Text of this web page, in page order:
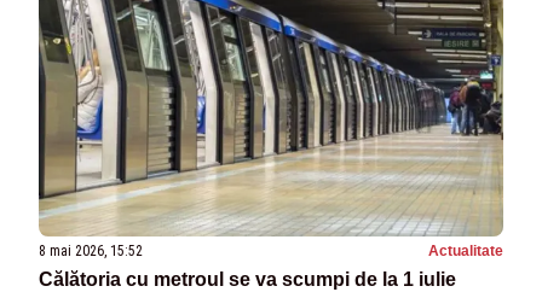
8 mai 2026, 15:52 Actualitate
Călătoria cu metroul se va scumpi de la 1 iulie